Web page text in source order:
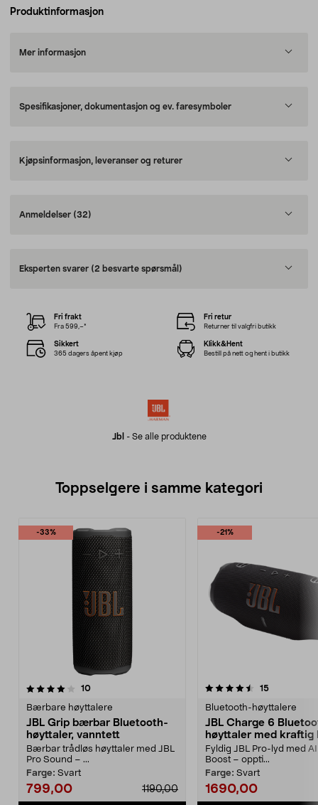
Produktinformasjon
Mer informasjon
Spesifikasjoner, dokumentasjon og ev. faresymboler
Kjøpsinformasjon, leveranser og returer
Anmeldelser (32)
Eksperten svarer (2 besvarte spørsmål)
Jbl - Se alle produktene
Fri frakt
Fra 599,–*
Fri retur
Returner til valgfri butikk
Sikkert
365 dagers åpent kjøp
Klikk&Hent
Bestill på nett og hent i butikk
Toppselgere i samme kategori
-33%
10anmeldelser
Bærbare høyttalere
JBL Grip bærbar Bluetooth-
høyttaler, vanntett
Bærbar trådløs høyttaler med JBL
Pro Sound – ...
Farge: Svart
799,00 1190,00
-21%
4.5 av 5 stjerner 15anmeldelser
Bluetooth-høyttalere
JBL Charge 6
høyttaler med kraftig
Fyldig JBL Pro-lyd med
Boost – oppti...
Farge: Svart
1690,00
4.0 av 5 stjerner